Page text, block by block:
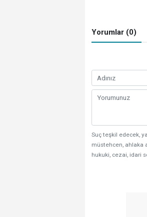
Yorumlar (0)
Suç teşkil edecek,
müstehcen, ahlaka
hukuki, cezai, idari